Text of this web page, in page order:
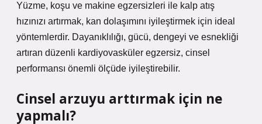
Yüzme, koşu ve makine egzersizleri ile kalp atış
hızınızı artırmak, kan dolaşımını iyileştirmek için ideal
yöntemlerdir. Dayanıklılığı, gücü, dengeyi ve esnekliği
artıran düzenli kardiyovasküler egzersiz, cinsel
performansı önemli ölçüde iyileştirebilir.
Cinsel arzuyu arttırmak için ne
yapmalı?